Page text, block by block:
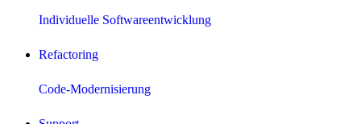
Individuelle Softwareentwicklung
Refactoring
Code-Modernisierung